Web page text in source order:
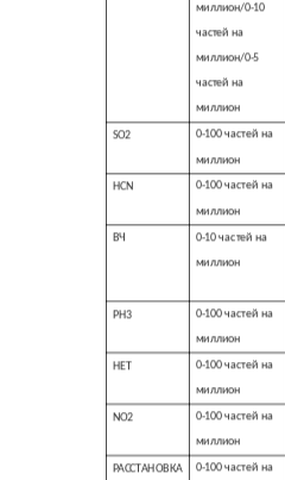
миллион/0-10
частей на
миллион/0-5
частей на
миллион
SO2
0-100 частей на
миллион
HCN
0-100 частей на
миллион
ВЧ
0-10 частей на
миллион
РН3 0-100 частей на
миллион
НЕТ
0-100 частей на
миллион
NO2
0-100 частей на
миллион
РАССТАНОВКА
0-100 частей на